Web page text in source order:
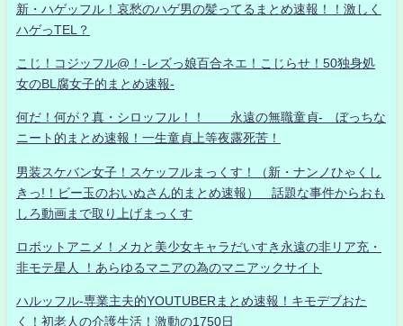
新・ハゲッフル！哀愁のハゲ男の髪ってるまとめ速報！！激しく
ハゲっTEL？
こじ！コジッフル@！-レズっ娘百合ネエ！こじらせ！50独身処
女のBL腐女子的まとめ速報-
何だ！何が？真・シロッフル！！ 永遠の無職童貞- ぼっちな
ニート的まとめ速報！一生童貞上等夜露死苦！
男装スケバン女子！スケッフルまっくす！（新・ナンノひゃくし
きっ!！ビー玉のおいぬさん的まとめ速報） 話題な事件からおも
しろ動画まで取り上げまっくす
ロボットアニメ！メカと美少女キャラだいすき永遠の非リア充・
非モテ星人 ！あらゆるマニアの為のマニアックサイト
ハルッフル-専業主夫的YOUTUBERまとめ速報！キモデブおた
く！初老人の介護生活！激動の1750日